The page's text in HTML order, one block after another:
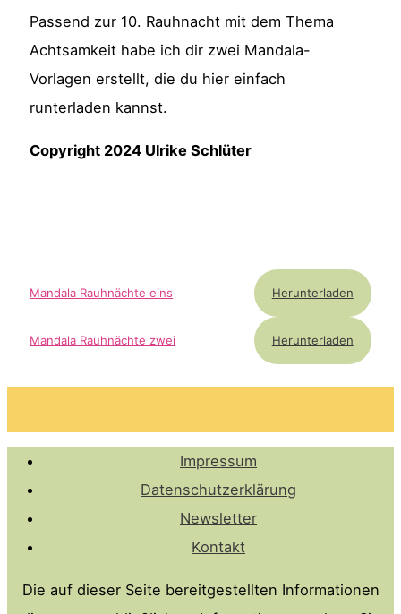
Passend zur 10. Rauhnacht mit dem Thema
Achtsamkeit habe ich dir zwei Mandala-
Vorlagen erstellt, die du hier einfach
runterladen kannst.
Copyright 2024 Ulrike Schlüter
Mandala Rauhnächte eins Herunterladen
Mandala Rauhnächte zwei Herunterladen
Impressum
Datenschutzerklärung
Newsletter
Kontakt
Die auf dieser Seite bereitgestellten Informationen